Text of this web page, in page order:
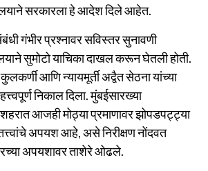
सरकारला हे आदेश दिले आहेत.
गंभीर प्रश्नावर सविस्तर सुनावणी
सुमोटो याचिका दाखल करून घेतली होती.
कुलकर्णी आणि न्यायमूर्ती अद्वैत सेठना यांच्या
निकाल दिला. मुंबईसारख्या
शहरात आजही मोठ्या प्रमाणावर झोपडपट्ट्या
अपयश आहे, असे निरीक्षण नोंदवत
अपयशावर ताशेरे ओढले.